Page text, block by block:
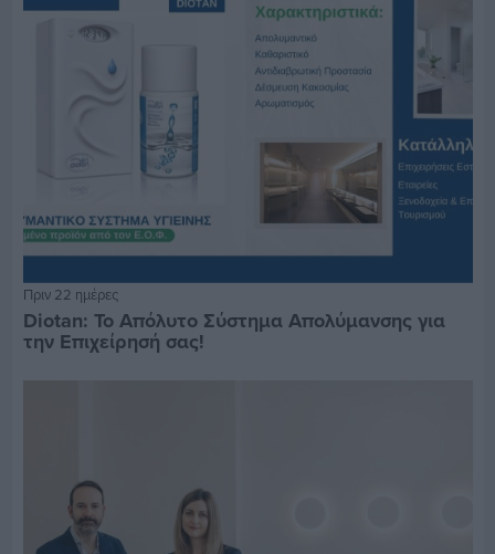
Πριν 22 ημέρες
Diotan: Το Απόλυτο Σύστημα Απολύμανσης για
την Επιχείρησή σας!